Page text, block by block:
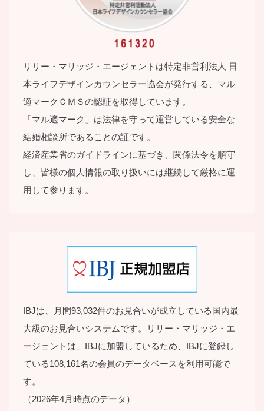
リリー・マリッジ・エージェントは特定⾮営利法⼈ ⽇
本ライフデザインカウンセラー協会が発⾏する、マル
適マークＣＭＳの認証を取得しています。
「マル適マーク」は法律を守って運営している安全な
結婚相談所であることの証です。
経済産業省のガイドラインに基づき、関係法令を順守
し、皆様の個⼈情報の取り扱いには継続して厳格に運
⽤して参ります。
IBJは、月間93,032件のお見合いが成立している国内最
大級のお見合いシステムです。リリー・マリッジ・エ
ージェントは、IBJに加盟しているため、IBJに登録し
ている108,161名の会員のデータベースを利用可能で
す。
（2026年4月時点のデータ）